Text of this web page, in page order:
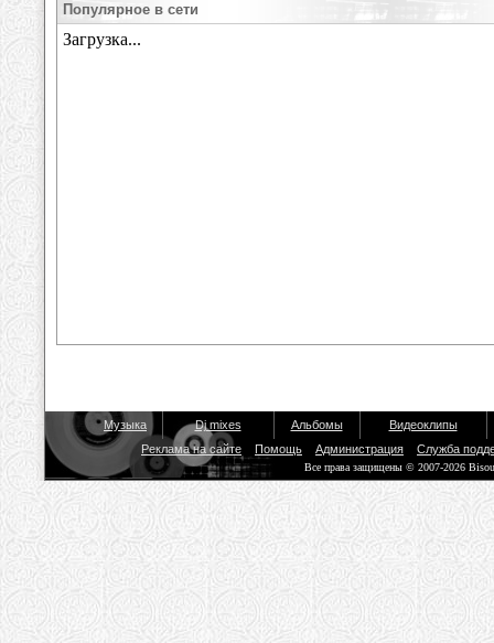
Популярное в сети
Музыка Dj mixes Альбомы
Видеоклипы
Реклама на сайте
Помощь Администрация Служба
Все права защищены © 2007-2026